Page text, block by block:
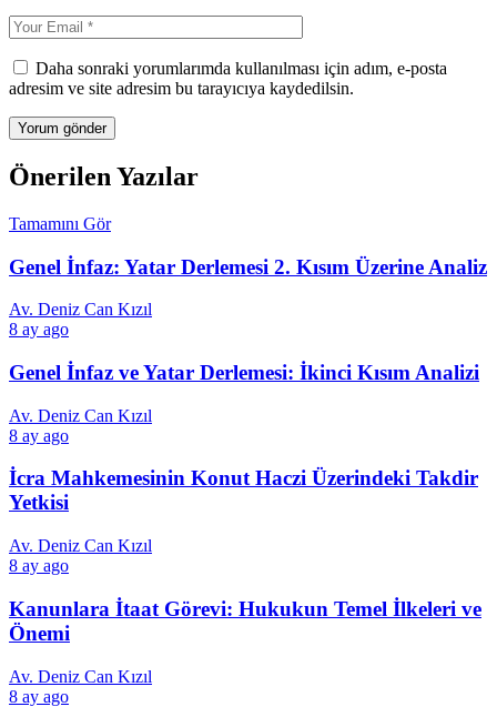
Daha sonraki yorumlarımda kullanılması için adım, e-posta
adresim ve site adresim bu tarayıcıya kaydedilsin.
Önerilen Yazılar
Tamamını Gör
Genel İnfaz: Yatar Derlemesi 2. Kısım Üzerine Analiz
Av. Deniz Can Kızıl
8 ay ago
Genel İnfaz ve Yatar Derlemesi: İkinci Kısım Analizi
Av. Deniz Can Kızıl
8 ay ago
İcra Mahkemesinin Konut Haczi Üzerindeki Takdir
Yetkisi
Av. Deniz Can Kızıl
8 ay ago
Kanunlara İtaat Görevi: Hukukun Temel İlkeleri ve
Önemi
Av. Deniz Can Kızıl
8 ay ago